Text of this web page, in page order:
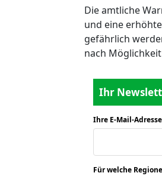
Die amtliche
und eine
gefährlich
nach
Ihr
Ihre E-Mail-Adresse
Für welche